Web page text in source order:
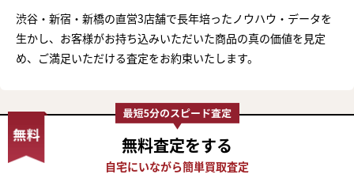
渋谷・新宿・新橋の直営3店舗で長年培ったノウハウ・データを
生かし、お客様がお持ち込みいただいた商品の真の価値を見定
め、ご満足いただける査定をお約束いたします。
無料査定をする